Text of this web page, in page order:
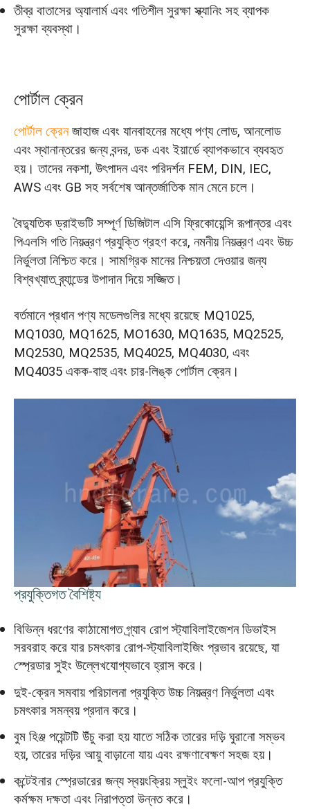
তীব্র বাতাসের অ্যালার্ম এবং গতিশীল সুরক্ষা স্ক্যানিং সহ ব্যাপক
সুরক্ষা ব্যবস্থা।
পোর্টাল ক্রেন
পোর্টাল ক্রেনজাহাজ এবং যানবাহনের মধ্যে পণ্য লোড, আনলোড
এবং স্থানান্তরের জন্য বন্দর, ডক এবং ইয়ার্ডে ব্যাপকভাবে ব্যবহৃত
হয়। তাদের নকশা, উৎপাদন এবং পরিদর্শন FEM, DIN, IEC,
AWS এবং GB সহ সর্বশেষ আন্তর্জাতিক মান মেনে চলে।
বৈদ্যুতিক ড্রাইভটি সম্পূর্ণ ডিজিটাল এসি ফ্রিকোয়েন্সি রূপান্তর এবং
পিএলসি গতি নিয়ন্ত্রণ প্রযুক্তি গ্রহণ করে, নমনীয় নিয়ন্ত্রণ এবং উচ্চ
নির্ভুলতা নিশ্চিত করে। সামগ্রিক মানের নিশ্চয়তা দেওয়ার জন্য
বিশ্বখ্যাত ব্র্যান্ডের উপাদান দিয়ে সজ্জিত।
বর্তমানে প্রধান পণ্য মডেলগুলির মধ্যে রয়েছে MQ1025,
MQ1030, MQ1625, MO1630, MQ1635, MQ2525,
MQ2530, MQ2535, MQ4025, MQ4030, এবং
MQ4035 একক-বাহু এবং চার-লিঙ্ক পোর্টাল ক্রেন।
প্রযুক্তিগত বৈশিষ্ট্য
বিভিন্ন ধরণের কাঠামোগত গ্র্যাব রোপ স্ট্যাবিলাইজেশন ডিভাইস
সরবরাহ করে যার চমৎকার রোপ-স্ট্যাবিলাইজিং প্রভাব রয়েছে, যা
স্প্রেডার সুইং উল্লেখযোগ্যভাবে হ্রাস করে।
দুই-ক্রেন সমবায় পরিচালনা প্রযুক্তি উচ্চ নিয়ন্ত্রণ নির্ভুলতা এবং
চমৎকার সমন্বয় প্রদান করে।
বুম হিঞ্জ পয়েন্টটি উঁচু করা হয় যাতে সঠিক তারের দড়ি ঘুরানো সম্ভব
হয়, তারের দড়ির আয়ু বাড়ানো যায় এবং রক্ষণাবেক্ষণ সহজ হয়।
কন্টেইনার স্প্রেডারের জন্য স্বয়ংক্রিয় স্লুইং ফলো-আপ প্রযুক্তি
কর্মক্ষম দক্ষতা এবং নিরাপত্তা উন্নত করে।